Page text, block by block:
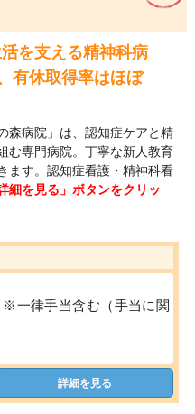
を支える精神科病
有休取得率はほぼ
森病院」は、認知症ケアと精
む専門病院。丁寧な新人教育
ます。認知症看護・精神科看
を見る」ボタンをクリッ
※一律手当含む（手当に関
詳細を見る